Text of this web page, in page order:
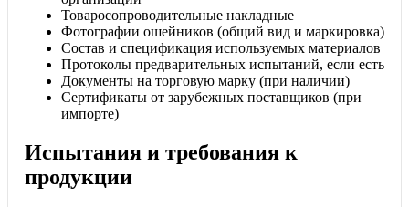
Товаросопроводительные накладные
Фотографии ошейников (общий вид и маркировка)
Состав и спецификация используемых материалов
Протоколы предварительных испытаний, если есть
Документы на торговую марку (при наличии)
Сертификаты от зарубежных поставщиков (при
импорте)
Испытания и требования к
продукции